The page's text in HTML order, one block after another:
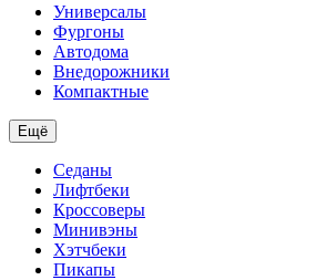
Универсалы
Фургоны
Автодома
Внедорожники
Компактные
Ещё
Седаны
Лифтбеки
Кроссоверы
Минивэны
Хэтчбеки
Пикапы